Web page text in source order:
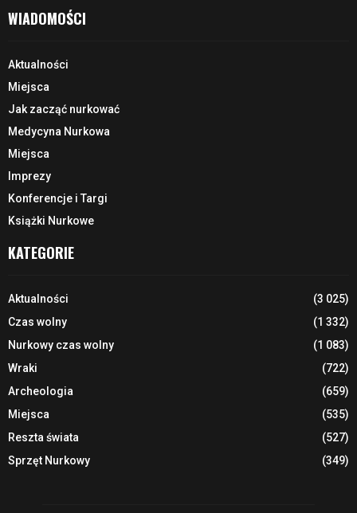
WIADOMOŚCI
Aktualności
Miejsca
Jak zacząć nurkować
Medycyna Nurkowa
Miejsca
Imprezy
Konferencje i Targi
Książki Nurkowe
KATEGORIE
Aktualności
(3 025)
Czas wolny
(1 332)
Nurkowy czas wolny
(1 083)
Wraki
(722)
Archeologia
(659)
Miejsca
(535)
Reszta świata
(527)
Sprzęt Nurkowy
(349)